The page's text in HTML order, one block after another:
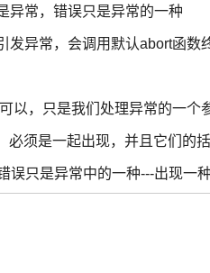
异常，错误只是异常的一种
发异常，会调用默认abort函数
以，只是我们处理异常的一个
必须是一起出现，并且它们的
只是异常中的一种---出现一